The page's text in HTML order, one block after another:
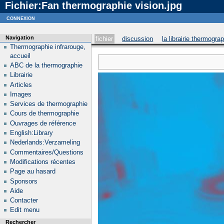
Notice: curl_setopt_array(): CURLOPT_SSL_VERIFYHOST no longer accepts the value 1,
Fichier:Fan thermographie vision.jpg
fichier discussion la librairie
Navigation
Thermographie infrarouge,
accueil
ABC de la thermographie
Librairie
Articles
Images
Services de thermographie
Cours de thermographie
Ouvrages de référence
English:Library
Nederlands:Verzameling
Commentaires/Questions
Modifications récentes
Page au hasard
Sponsors
Aide
Contacter
Edit menu
Rechercher
connexion